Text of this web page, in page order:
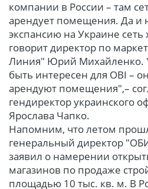
компании в России – там
арендует помещения. Да и
экспансию на Украине сеть
говорит директор по
Линия" Юрий Михайленко.
быть интересен для OBI –
арендуют помещения",–
гендиректор украинского
Ярослава Чапко.
Напомним, что летом
генеральный директор
заявил о намерении
магазинов по продаже
площадью 10 тыс. кв. м. В